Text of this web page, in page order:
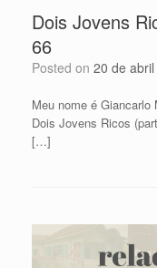
Dois Jovens
66
Posted on 20 de
Meu nome é
Dois Jovens Ricos
[…]